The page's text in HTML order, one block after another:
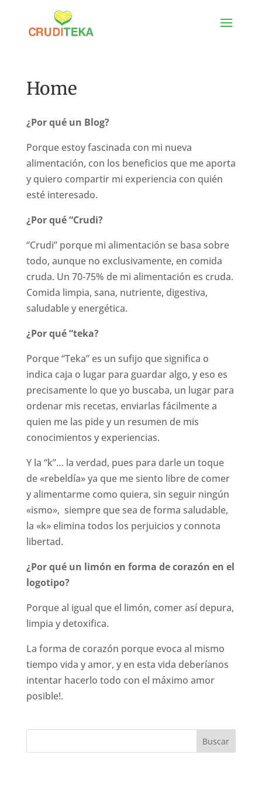
Home
¿Por qué un Blog?
Porque estoy fascinada con mi nueva
alimentación, con los beneficios que me aporta
y quiero compartir mi experiencia con quién
esté interesado.
¿Por qué “Crudi?
“Crudi” porque mi alimentación se basa sobre
todo, aunque no exclusivamente, en comida
cruda. Un 70-75% de mi alimentación es cruda.
Comida limpia, sana, nutriente, digestiva,
saludable y energética.
¿Por qué “teka?
Porque “Teka” es un sufijo que significa o
indica caja o lugar para guardar algo, y eso es
precisamente lo que yo buscaba, un lugar para
ordenar mis recetas, enviarlas fácilmente a
quien me las pide y un resumen de mis
conocimientos y experiencias.
Y la “k”… la verdad, pues para darle un toque
de «rebeldía» ya que me siento libre de comer
y alimentarme como quiera, sin seguir ningún
«ismo», siempre que sea de forma saludable,
la «k» elimina todos los perjuicios y connota
libertad.
¿Por qué un limón en forma de corazón en el
logotipo?
Porque al igual que el limón, comer así depura,
limpia y detoxifica.
La forma de corazón porque evoca al mismo
tiempo vida y amor, y en esta vida deberíanos
intentar hacerlo todo con el máximo amor
posible!.